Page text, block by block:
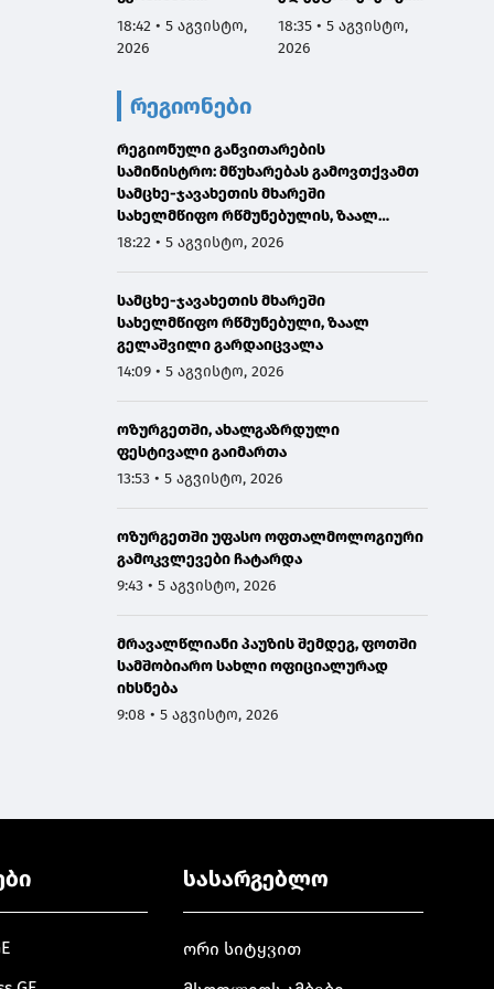
მებრძოლ
ადამიანთათვის
დაუდგენია
18:42 • 5 აგვისტო,
2026
ს მიწოდების
შეწყვეტის გამო,
შეჩერდა
18:35 • 5 აგვისტო,
2026
რეგიონები
რეგიონული განვითარების
სამინისტრო: მწუხარებას გამოვთქვამთ
სამცხე-ჯავახეთის მხარეში
სახელმწიფო რწმუნებულის, ზაალ
გელაშვილის გარდაცვალების გამო
18:22 • 5 აგვისტო, 2026
სამცხე-ჯავახეთის მხარეში
სახელმწიფო რწმუნებული, ზაალ
გელაშვილი გარდაიცვალა
14:09 • 5 აგვისტო, 2026
ოზურგეთში, ახალგაზრდული
ფესტივალი გაიმართა
13:53 • 5 აგვისტო, 2026
ოზურგეთში უფასო ოფთალმოლოგიური
გამოკვლევები ჩატარდა
9:43 • 5 აგვისტო, 2026
მრავალწლიანი პაუზის შემდეგ, ფოთში
სამშობიარო სახლი ოფიციალურად
იხსნება
9:08 • 5 აგვისტო, 2026
სასარგებლო
ორი სიტყვით